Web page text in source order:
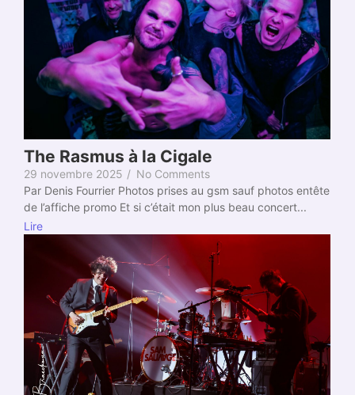
The Rasmus à la Cigale
29 novembre 2025 / No Comments
Par Denis Fourrier Photos prises au gsm sauf photos entête
de l’affiche promo Et si c’était mon plus beau concert...
Lire